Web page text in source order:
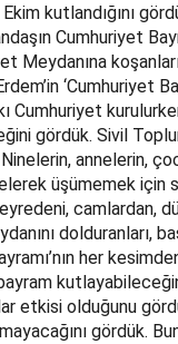
kutlandığını
Cumhuriyet
Meydanına
‘Cumhuriyet
Cumhuriyet
gördük. Sivil
annelerin,
üşümemek için
camlardan,
dolduranları,
her
etkisi olduğunu
gördük.